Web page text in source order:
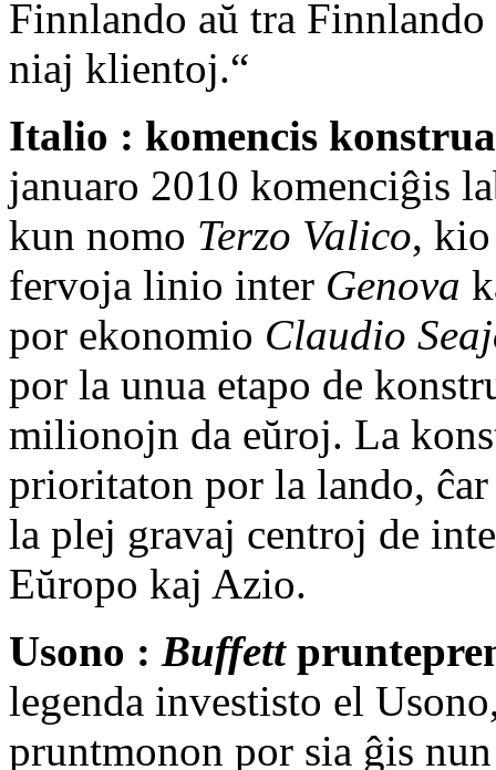
Finnlando aŭ tra
niaj klientoj.“
Italio : komencis
januaro 2010 komenciĝis
kun nomo Terzo Valico, kio
fervoja linio inter Genova
por ekonomio Claudio
por la unua etapo de
milionojn da eŭroj. La
prioritaton por la lando,
la plej gravaj centroj de
Eŭropo kaj Azio.
Usono : Buffett
legenda investisto el
pruntmonon por sia ĝis